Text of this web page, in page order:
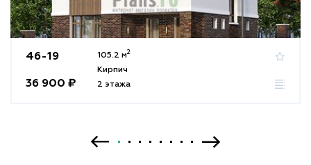
46-19
36 900 ₽
105.2 м2
Кирпич
2 этажа